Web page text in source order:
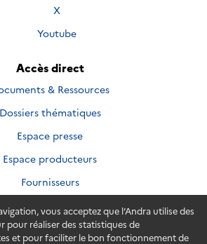
vous acceptez que l’Andra utilise des
pour réaliser des statistiques de
et pour faciliter le bon fonctionnement de
Nous
sur
X
Nous
sur
Youtube
Accès direct
& Ressources
Dossiers thématiques
Espace presse
Espace producteurs
Fournisseurs
Crédits Mentions légales